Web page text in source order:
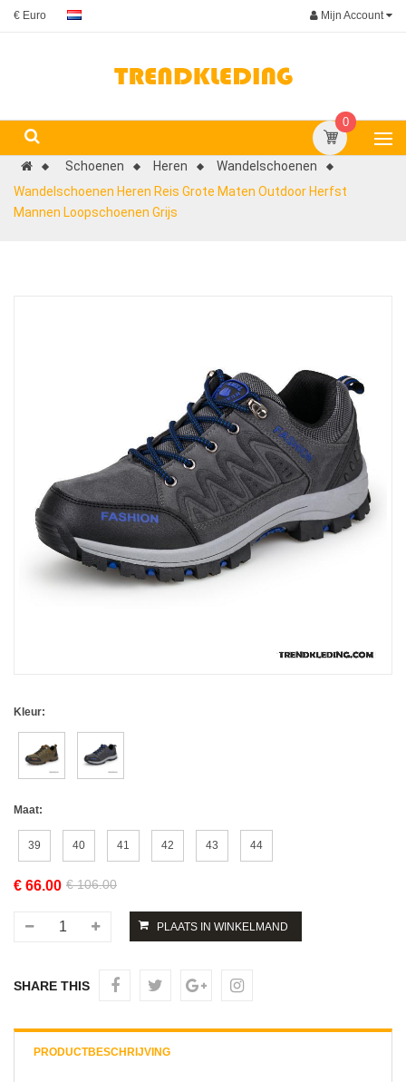
€ Euro Mijn Account
0
Schoenen Heren
Wandelschoenen
Wandelschoenen Heren Reis Grote Maten Outdoor Herfst
Mannen Loopschoenen Grijs
Kleur:
Maat:
39 40 41 42 43 44
€ 66.00 € 106.00
SHARE THIS
PRODUCTBESCHRIJVING